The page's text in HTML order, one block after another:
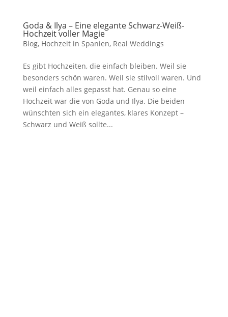
Goda & Ilya – Eine elegante Schwarz-Weiß-
Hochzeit voller Magie
Blog, Hochzeit in Spanien, Real Weddings
Es gibt Hochzeiten, die einfach bleiben. Weil sie
besonders schön waren. Weil sie stilvoll waren. Und
weil einfach alles gepasst hat. Genau so eine
Hochzeit war die von Goda und Ilya. Die beiden
wünschten sich ein elegantes, klares Konzept –
Schwarz und Weiß sollte...